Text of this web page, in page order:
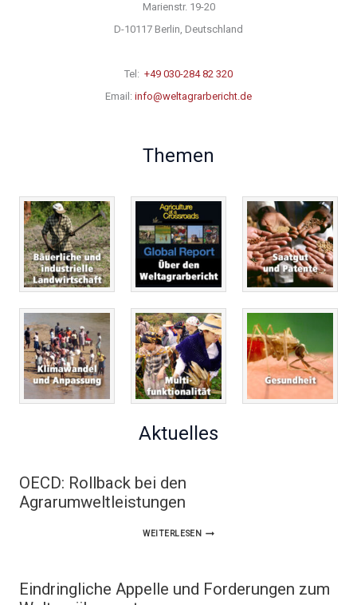
Marienstr. 19-20
D-10117 Berlin, Deutschland
Tel: +49 030-284 82 320
Email: info@weltagrarbericht.de
Themen
Aktuelles
OECD: Rollback bei den
Agrarumweltleistungen
WEITERLESENOECD:
Eindringliche Appelle und Forderungen zum